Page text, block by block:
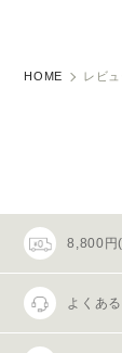
HOME レビ
8,800円
よくあ